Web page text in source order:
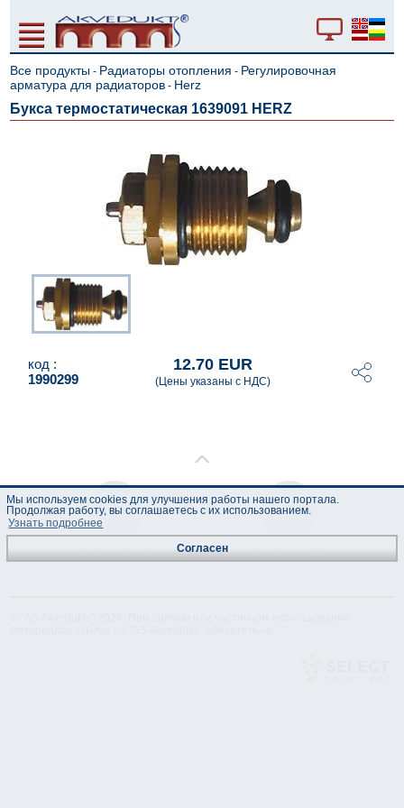
Все продукты - Радиаторы отопления - Регулировочная
арматура для радиаторов - Herz
Букса термостатическая 1639091 HERZ
код :
1990299
12.70 EUR
(Цены указаны с НДС)
спецификация
Мы используем cookies для улучшения работы нашего портала.
Продолжая работу, вы соглашаетесь с их использованием.
Узнать подробнее
Согласен